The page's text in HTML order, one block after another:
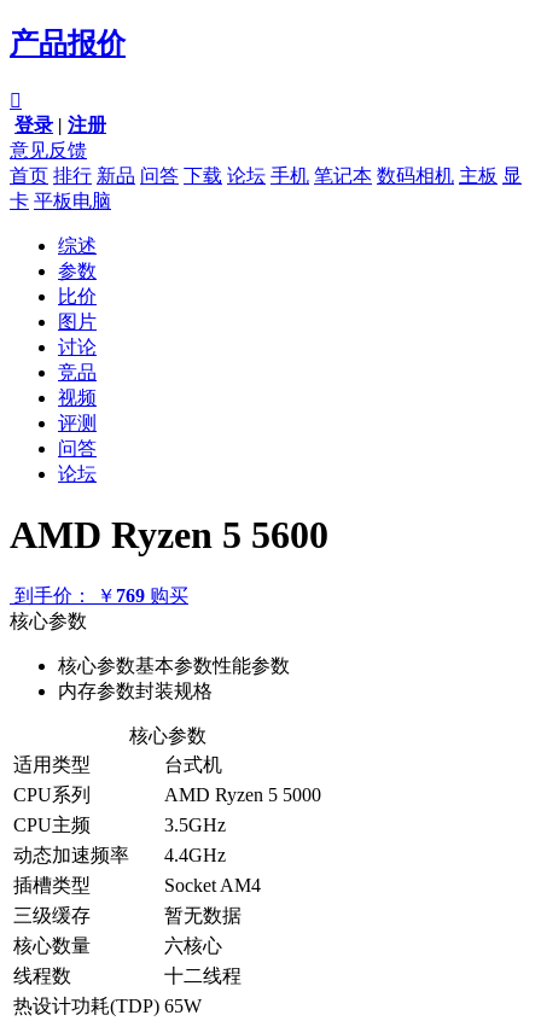
产品报价

登录 | 注册
意见反馈
首页 排行 新品 问答 下载 论坛 手机 笔记本 数码相机 主板 显
卡 平板电脑
综述
参数
比价
图片
讨论
竞品
视频
评测
问答
论坛
AMD Ryzen 5 5600
到手价： ￥ 769 购买
核心参数
核心参数基本参数性能参数
内存参数封装规格
核心参数
适用类型
台式机
CPU系列
AMD Ryzen 5 5000
CPU主频
3.5GHz
动态加速频率
4.4GHz
插槽类型
Socket AM4
三级缓存
暂无数据
核心数量
六核心
线程数
十二线程
热设计功耗(TDP) 65W